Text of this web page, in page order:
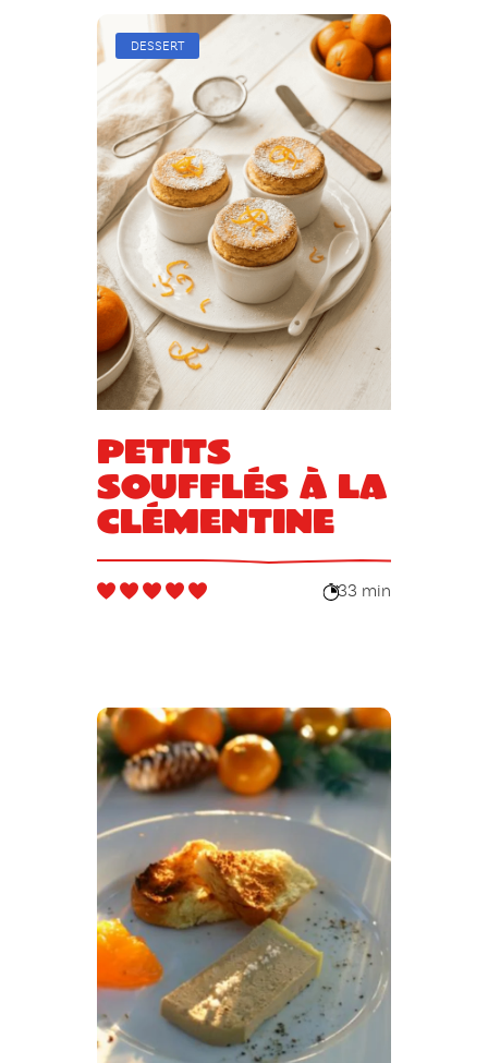
DESSERT
Petits
soufflés à la
clémentine
33 min